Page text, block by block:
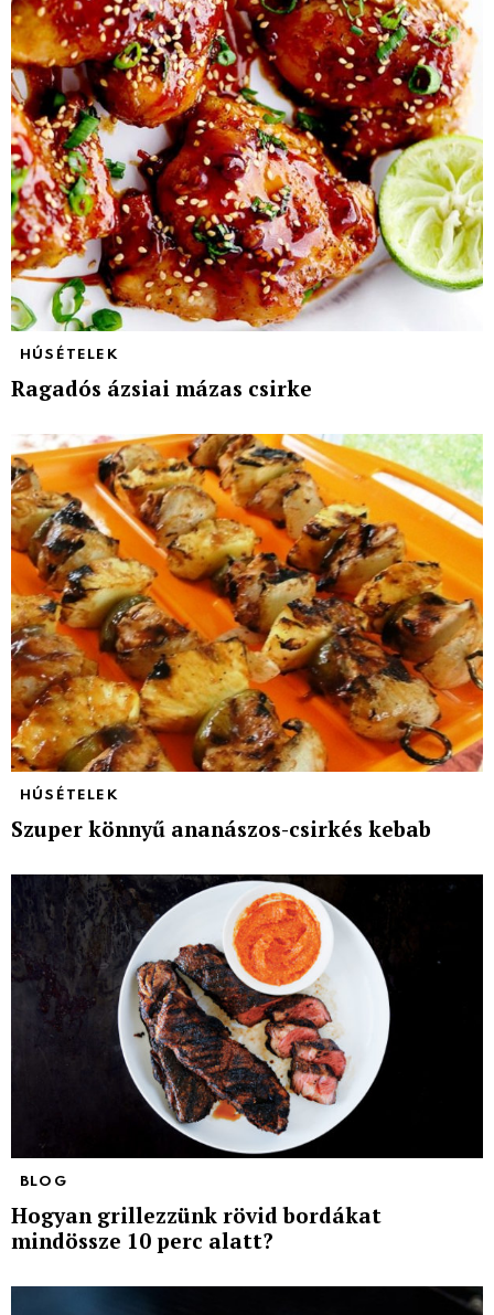
HÚSÉTELEK
Ragadós ázsiai mázas csirke
HÚSÉTELEK
Szuper könnyű ananászos-csirkés kebab
BLOG
Hogyan grillezzünk rövid bordákat
mindössze 10 perc alatt?